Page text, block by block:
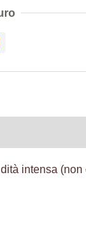
intensa (non